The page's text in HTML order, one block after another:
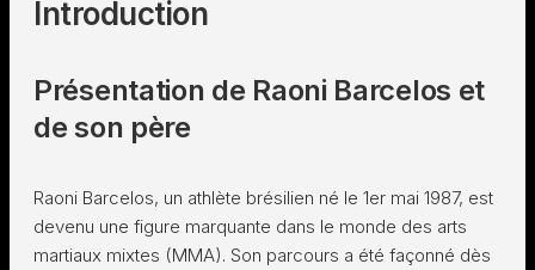
Introduction
Présentation de Raoni Barcelos et
de son père
Raoni Barcelos, un athlète brésilien né le 1er mai 1987, est
devenu une figure marquante dans le monde des arts
martiaux mixtes (MMA). Son parcours a été façonné dès